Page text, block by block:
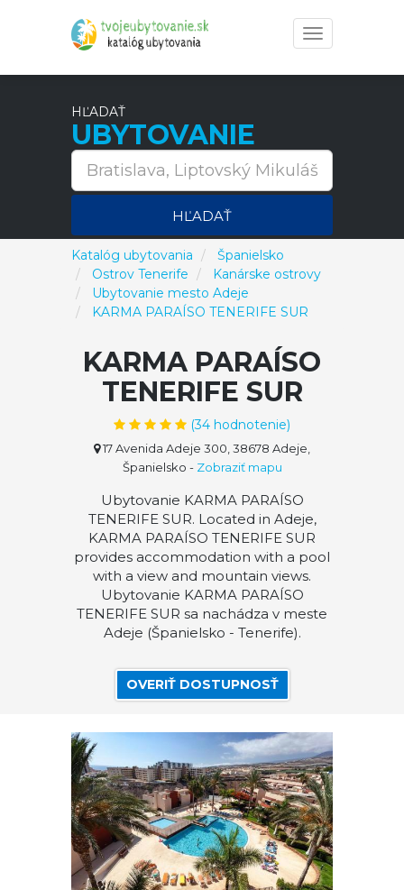
Toggle
navigation
HĽADAŤ
UBYTOVANIE
HĽADAŤ
Katalóg ubytovania
Španielsko
Ostrov Tenerife
Kanárske ostrovy
Ubytovanie mesto Adeje
KARMA PARAÍSO TENERIFE SUR
KARMA PARAÍSO
TENERIFE SUR
(34 hodnotenie)
17 Avenida Adeje 300, 38678 Adeje,
Španielsko - Zobraziť mapu
Ubytovanie KARMA PARAÍSO
TENERIFE SUR. Located in Adeje,
KARMA PARAÍSO TENERIFE SUR
provides accommodation with a pool
with a view and mountain views.
Ubytovanie KARMA PARAÍSO
TENERIFE SUR sa nachádza v meste
Adeje (Španielsko - Tenerife).
OVERIŤ DOSTUPNOSŤ